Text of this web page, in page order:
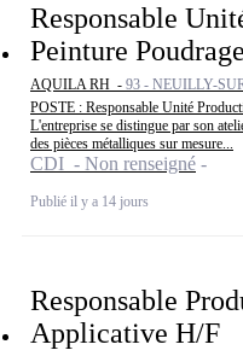
Responsable
Peinture
AQUILA RH - 93 - NEUILLY-
POSTE : Responsable Unité
L'entreprise se distingue par son
des pièces métalliques sur mesure...
CDI - Non renseigné
Publié il y a 14 jours
Responsable
Applicative H/F